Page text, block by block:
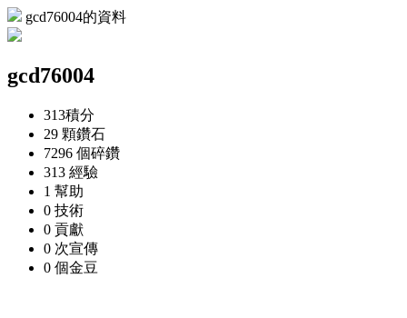
gcd76004的資料
gcd76004
313積分
29 顆鑽石
7296 個碎鑽
313 經驗
1 幫助
0 技術
0 貢獻
0 次宣傳
0 個金豆